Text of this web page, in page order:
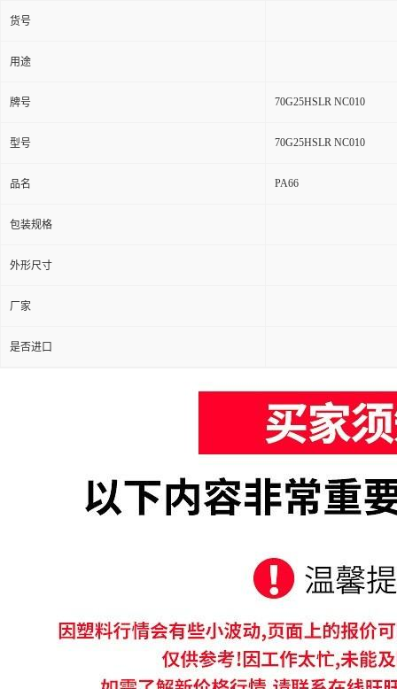
货号
用途
牌号 70G25HSLR NC010
型号 70G25HSLR NC010
品名 PA66
包装规格
外形尺寸
厂家
是否进口